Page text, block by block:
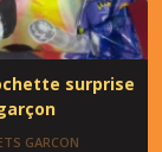
surprise
GARCON